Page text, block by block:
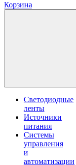
Корзина
Светодиодные
ленты
Источники
питания
Системы
управления
и
автоматизации